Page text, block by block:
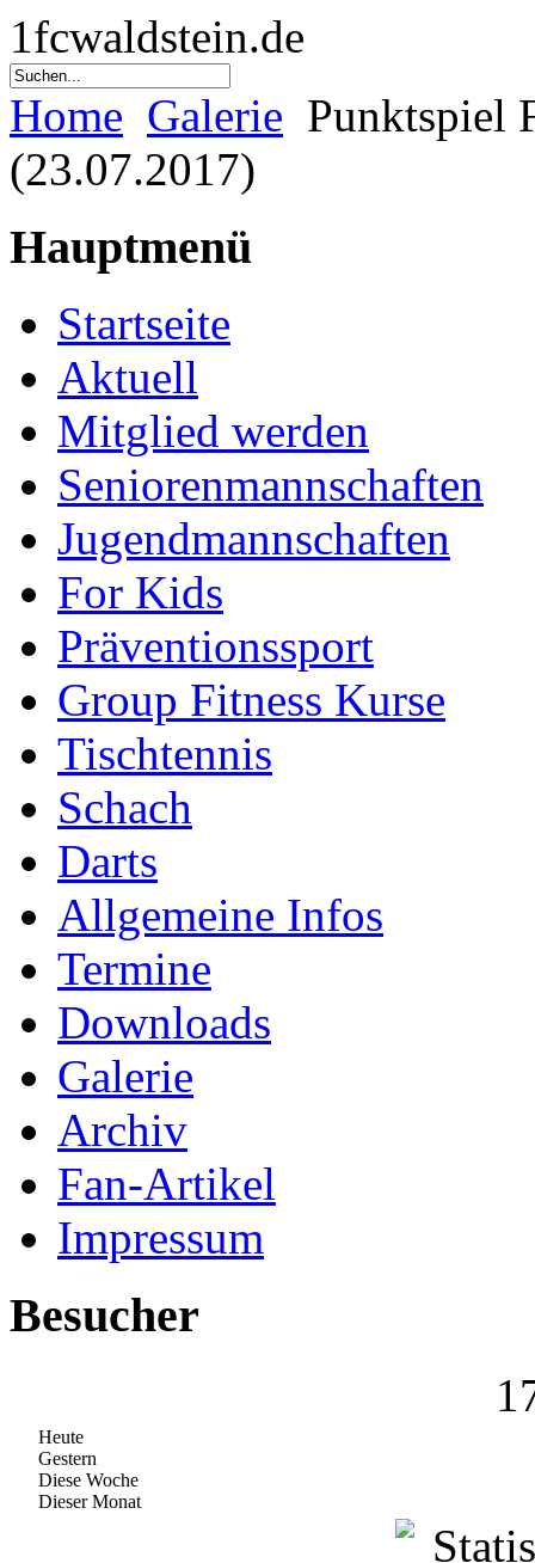
1fcwaldstein.de
Home Galerie Punktspiel
(23.07.2017)
Hauptmenü
Startseite
Aktuell
Mitglied werden
Seniorenmannschaften
Jugendmannschaften
For Kids
Präventionssport
Group Fitness Kurse
Tischtennis
Schach
Darts
Allgemeine Infos
Termine
Downloads
Galerie
Archiv
Fan-Artikel
Impressum
Besucher
Heute
Gestern
Diese Woche
Dieser Monat